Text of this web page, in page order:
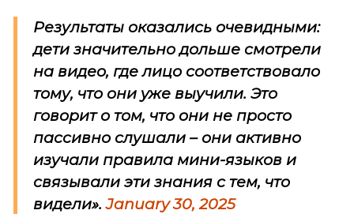
Результаты оказались очевидными:
дети значительно дольше смотрели
на видео, где лицо соответствовало
тому, что они уже выучили. Это
говорит о том, что они не просто
пассивно слушали – они активно
изучали правила мини-языков и
связывали эти знания с тем, что
видели».January 30, 2025